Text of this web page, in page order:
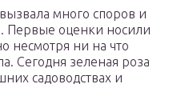
много споров и
Первые оценки носили
несмотря ни на что
Сегодня зеленая роза
садоводствах и